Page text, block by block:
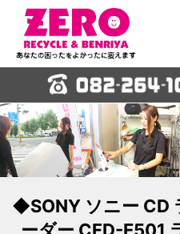
◆SONY ソニー CD